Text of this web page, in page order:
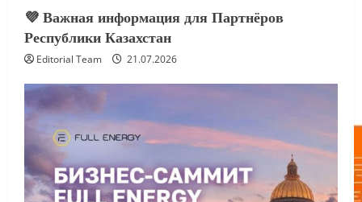
💜 Важная информация для Партнёров
Республики Казахстан
Editorial Team 21.07.2026